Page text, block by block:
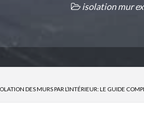
isolation mur
DES MURS PAR L’INTÉRIEUR: LE GUIDE